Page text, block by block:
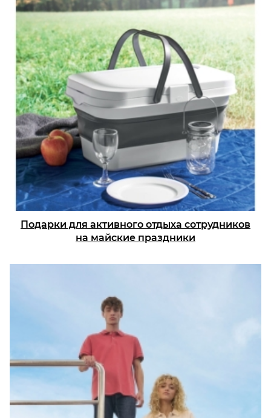
Подарки для активного отдыха сотрудников
на майские праздники